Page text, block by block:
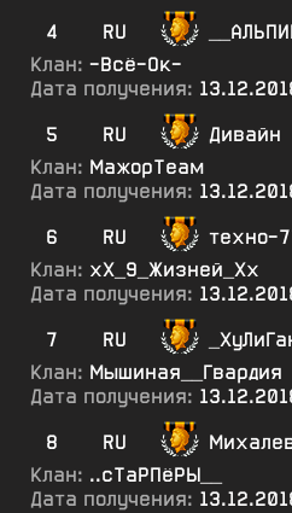
4
RU
Клан: -Всё-Ок-
Дата получения:
5
RU
Дивайн
Клан: МажорТеам
Дата получения:
6
RU
техно-
Клан: хХ_9_Жизней_Хх
Дата получения:
7
RU
Клан: Мышиная__Гвардия
Дата получения:
8
RU
Клан: ..сТаРПёРЫ__
Дата получения: